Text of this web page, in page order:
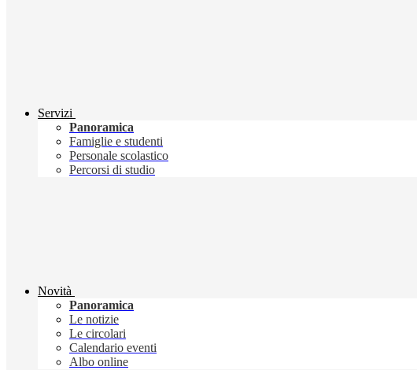
Servizi
Panoramica
Famiglie e studenti
Personale scolastico
Percorsi di studio
Novità
Panoramica
Le notizie
Le circolari
Calendario eventi
Albo online